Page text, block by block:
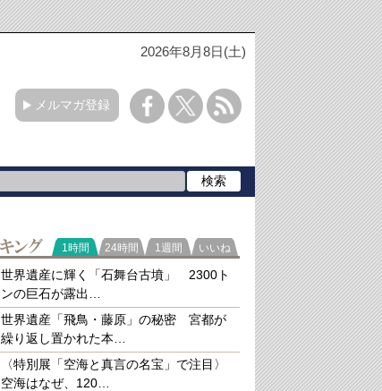
2026年8月8日(土)
メルマガ登録
ランキング
1時間 24時間 1週間 いいね
世界遺産に輝く「石舞台古墳」 2300ト
ンの巨石が露出…
世界遺産「飛鳥・藤原」の秘密 宮都が
繰り返し置かれた本…
〈特別展「空海と真言の名宝」で注目〉
空海はなぜ、120…